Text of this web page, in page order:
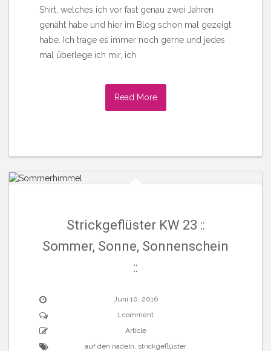
Shirt, welches ich vor fast genau zwei Jahren
genäht habe und hier im Blog schon mal gezeigt
habe. Ich trage es immer noch gerne und jedes
mal überlege ich mir, ich
Read More
Strickgeflüster KW 23 ::
Sommer, Sonne, Sonnenschein
::
Juni 10, 2016
1 comment
Article
auf den nadeln, strickgeflüster